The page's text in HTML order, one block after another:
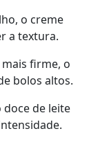
o creme
a textura.
firme, o
bolos altos.
doce de leite